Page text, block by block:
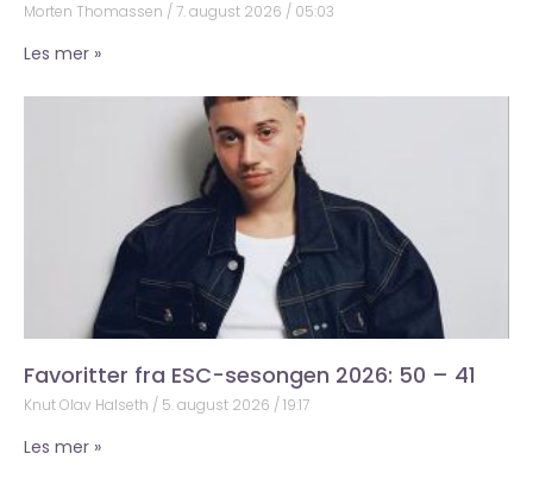
Morten Thomassen 7. august 2026 05:03
Les mer »
Favoritter fra ESC-sesongen 2026: 50 – 41
Knut Olav Halseth 5. august 2026 19:17
Les mer »